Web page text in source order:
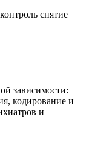
снятие
зависимости:
кодирование и
и